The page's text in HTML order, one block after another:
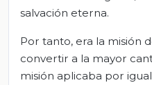
salvación eterna.
Por tanto, era la misión
convertir a la mayor
misión aplicaba por